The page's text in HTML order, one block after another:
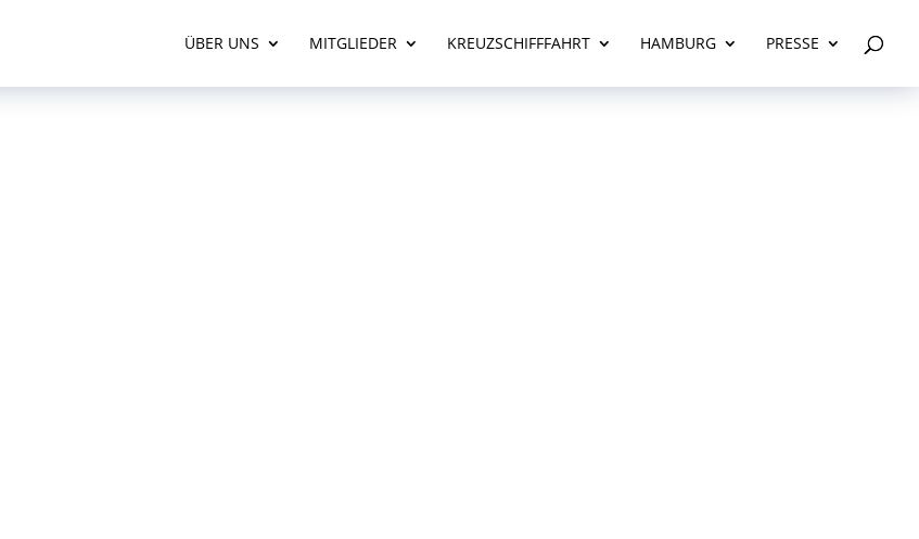
ÜBER UNS MITGLIEDER KREUZSCHIFFFAHRT HAMBURG PRESSE